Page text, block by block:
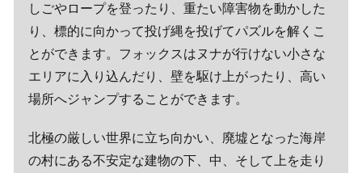
しごやロープを登ったり、重たい障害物を動かした
り、標的に向かって投げ縄を投げてパズルを解くこ
とができます。フォックスはヌナが行けない小さな
エリアに入り込んだり、壁を駆け上がったり、高い
場所へジャンプすることができます。
北極の厳しい世界に立ち向かい、廃墟となった海岸
の村にある不安定な建物の下、中、そして上を走り